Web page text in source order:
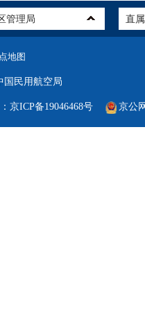
地图
国民用航空局
京ICP备19046468号 京公